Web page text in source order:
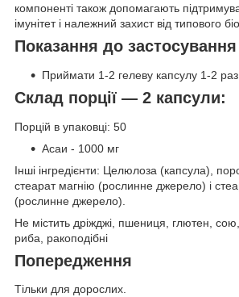
компоненті також допомагають
імунітет і належний захист від типового
Показання до застосування
Приймати 1-2 гелеву капсулу 1-2
Склад порції — 2 капсули:
Порцій в упаковці: 50
Асаи - 1000 мг
Інші інгредієнти: Целюлоза (капсула),
стеарат магнію (рослинне джерело) і
(рослинне джерело).
Не містить дріжджі, пшениця, глютен,
риба, ракоподібні
Попередження
Тільки для дорослих.